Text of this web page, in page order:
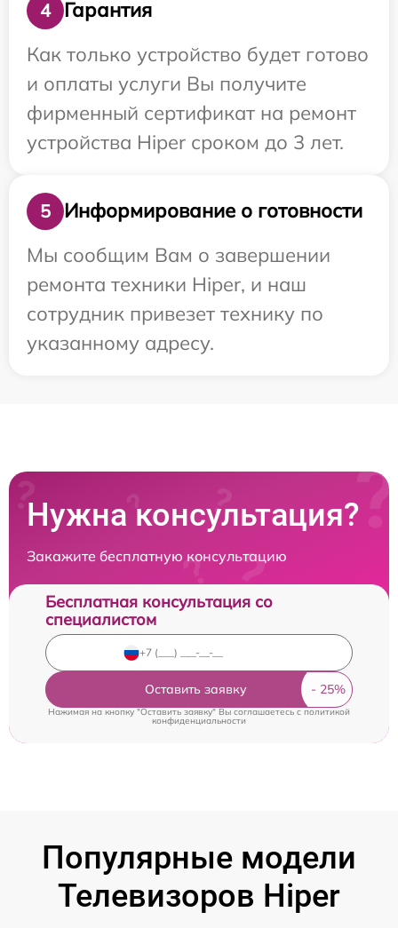
4
Гарантия
Как только устройство будет готово
и оплаты услуги Вы получите
фирменный сертификат на ремонт
устройства Hiper сроком до 3 лет.
5
Информирование о готовности
Мы сообщим Вам о завершении
ремонта техники Hiper, и наш
сотрудник привезет технику по
указанному адресу.
Нужна консультация?
Закажите бесплатную консультацию
Бесплатная консультация со
специалистом
Оставить заявку
Нажимая на кнопку "Оставить заявку" Вы соглашаетесь cполитикой
конфиденциальности
Популярные модели
Телевизоров Hiper